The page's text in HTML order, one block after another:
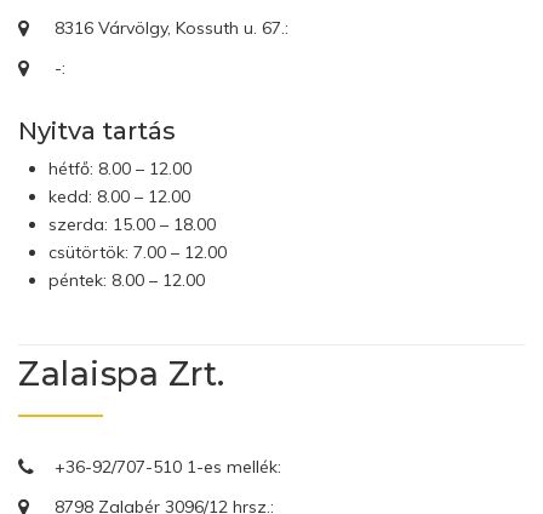
8316 Várvölgy, Kossuth u. 67.:
-:
Nyitva tartás
hétfő: 8.00 – 12.00
kedd: 8.00 – 12.00
szerda: 15.00 – 18.00
csütörtök: 7.00 – 12.00
péntek: 8.00 – 12.00
Zalaispa Zrt.
+36-92/707-510 1-es mellék:
8798 Zalabér 3096/12 hrsz.: